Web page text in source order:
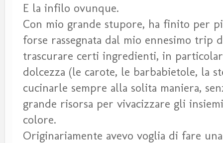
E la infilo ovunque.
Con mio grande stupore, ha finito per
forse rassegnata dal mio ennesimo trip
trascurare certi ingredienti, in
dolcezza (le carote, le barbabietole, la
cucinarle sempre alla solita maniera,
grande risorsa per vivacizzare gli
colore.
Originariamente avevo voglia di fare